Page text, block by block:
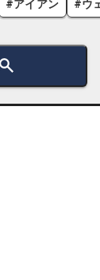
#アイアン #ウ